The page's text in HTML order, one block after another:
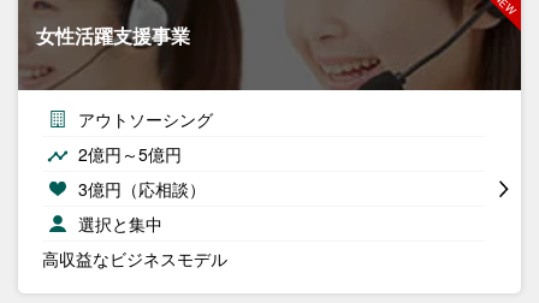
女性活躍支援事業
アウトソーシング
2億円～5億円
3億円（応相談）
選択と集中
高収益なビジネスモデル